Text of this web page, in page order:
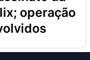
operação